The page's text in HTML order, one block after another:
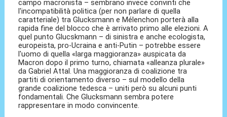
campo macronista – sembrano invece convinti che
l'incompatibilità politica (per non parlare di quella
caratteriale) tra Glucksmann e Mélenchon porterà alla
rapida fine del blocco che è arrivato primo alle elezioni. A
quel punto Glucskmann – di sinistra e anche ecologista,
europeista, pro-Ucraina e anti-Putin – potrebbe essere
l'uomo di quella «larga maggioranza» auspicata da
Macron dopo il primo turno, chiamata «alleanza plurale»
da Gabriel Attal. Una maggioranza di coalizione tra
partiti di orientamento diverso – sul modello della
grande coalizione tedesca – uniti però su alcuni punti
fondamentali. Che Glucksmann sembra potere
rappresentare in modo convincente.